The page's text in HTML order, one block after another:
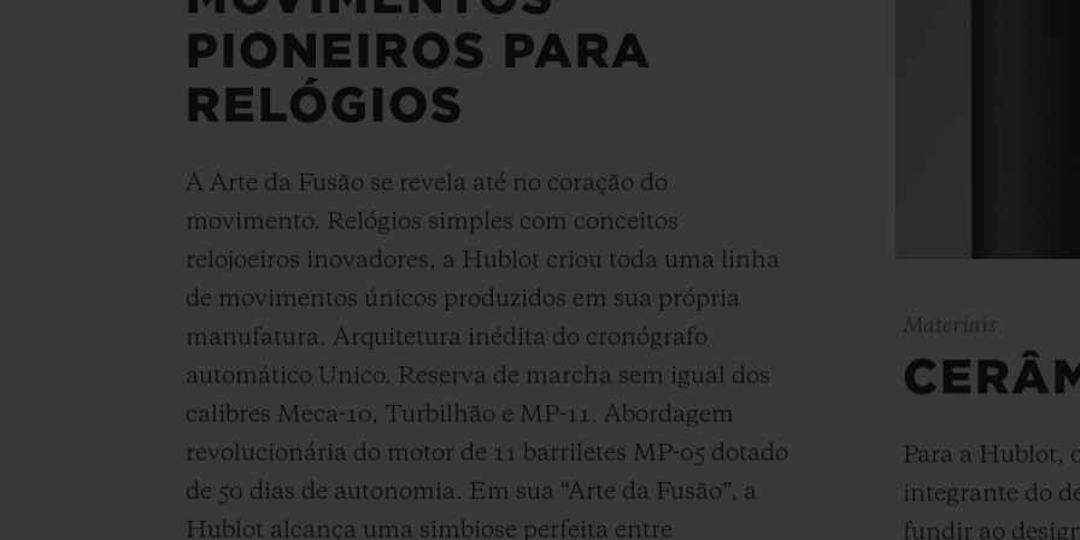
PIONEIROS PARA
RELÓGIOS
A Arte da Fusão se revela até no coração do
movimento. Relógios simples com conceitos
relojoeiros inovadores, a Hublot criou toda uma linha
de movimentos únicos produzidos em sua própria
manufatura. Arquitetura inédita do cronógrafo
automático Unico. Reserva de marcha sem igual dos
calibres Meca-10, Turbilhão e MP-11. Abordagem
revolucionária do motor de 11 barriletes MP-05 dotado
de 50 dias de autonomia. Em sua “Arte da Fusão”, a
Hublot alcança uma simbiose perfeita entre
Materiais
Para a Hublot,
integrante do
fundir ao